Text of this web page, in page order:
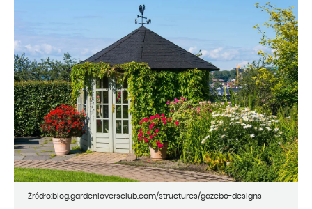
Źródło:blog.gardenloversclub.com/structures/gazebo-designs